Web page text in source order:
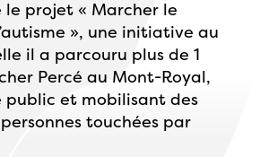
le projet « Marcher le
», une initiative au
il a parcouru plus de 1
Percé au Mont-Royal,
public et mobilisant des
touchées par